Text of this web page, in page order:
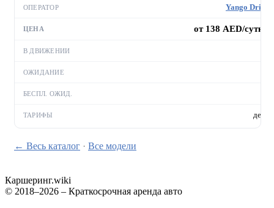
Yango Drive
от 138 AED/сутки
день
← Весь каталог · Все модели
Каршеринг.wiki
© 2018–2026 – Краткосрочная аренда авто